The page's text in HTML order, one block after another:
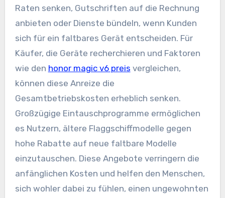
Raten senken, Gutschriften auf die Rechnung
anbieten oder Dienste bündeln, wenn Kunden
sich für ein faltbares Gerät entscheiden. Für
Käufer, die Geräte recherchieren und Faktoren
wie den honor magic v6 preis vergleichen,
können diese Anreize die
Gesamtbetriebskosten erheblich senken.
Großzügige Eintauschprogramme ermöglichen
es Nutzern, ältere Flaggschiffmodelle gegen
hohe Rabatte auf neue faltbare Modelle
einzutauschen. Diese Angebote verringern die
anfänglichen Kosten und helfen den Menschen,
sich wohler dabei zu fühlen, einen ungewohnten